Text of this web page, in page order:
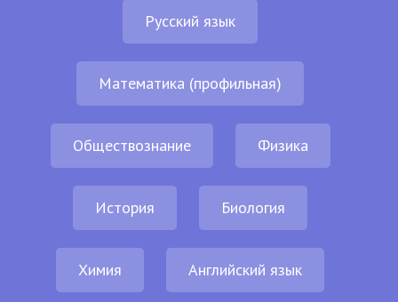
Русский язык
Математика (профильная)
Обществознание Физика
История Биология
Химия Английский язык